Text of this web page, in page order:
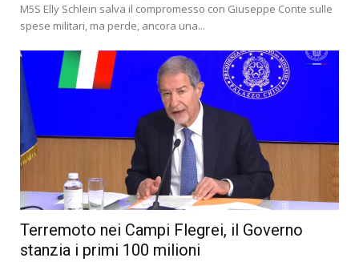
M5S Elly Schlein salva il compromesso con Giuseppe Conte sulle
spese militari, ma perde, ancora una...
Terremoto nei Campi Flegrei, il Governo
stanzia i primi 100 milioni